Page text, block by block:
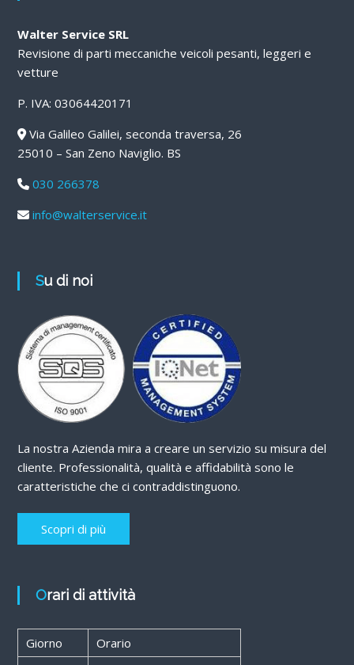
Walter Service SRL
Revisione di parti meccaniche veicoli pesanti, leggeri e
vetture
P. IVA: 03064420171
Via Galileo Galilei, seconda traversa, 26
25010 – San Zeno Naviglio. BS
030 266378
info@walterservice.it
Su di noi
La nostra Azienda mira a creare un servizio su misura del
cliente. Professionalità, qualità e affidabilità sono le
caratteristiche che ci contraddistinguono.
Scopri di più
Orari di attività
Giorno
Orario